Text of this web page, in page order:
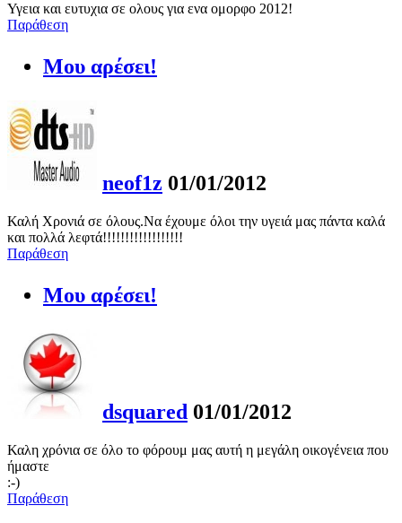
Υγεια και ευτυχια σε ολους για ενα ομορφο 2012!
Παράθεση
Μου αρέσει!
neof1z 01/01/2012
Καλή Χρονιά σε όλους.Να έχουμε όλοι την υγειά μας πάντα καλά
και πολλά λεφτά!!!!!!!!!!!!!!!!!!
Παράθεση
Μου αρέσει!
dsquared 01/01/2012
Καλη χρόνια σε όλο το φόρουμ μας αυτή η μεγάλη οικογένεια που
ήμαστε
:-)
Παράθεση